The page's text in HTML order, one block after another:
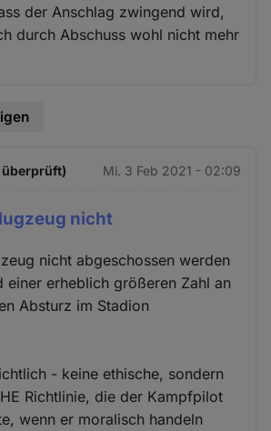
der Anschlag zwingend wird,
durch Abschuss wohl nicht mehr
überprüft) Mi. 3 Feb 2021 - 02:09
nicht
nicht abgeschossen werden
einer erheblich größeren Zahl an
Absturz im Stadion
- keine ethische, sondern
Richtlinie, die der Kampfpilot
wenn er moralisch handeln